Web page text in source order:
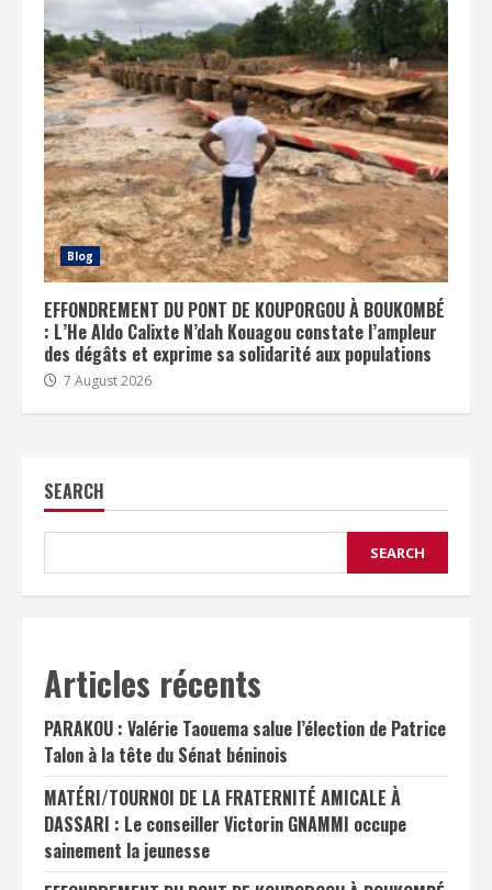
Blog
EFFONDREMENT DU PONT DE KOUPORGOU À BOUKOMBÉ
: L’He Aldo Calixte N’dah Kouagou constate l’ampleur
des dégâts et exprime sa solidarité aux populations
7 August 2026
SEARCH
SEARCH
Articles récents
PARAKOU : Valérie Taouema salue l’élection de Patrice
Talon à la tête du Sénat béninois
MATÉRI/TOURNOI DE LA FRATERNITÉ AMICALE À
DASSARI : Le conseiller Victorin GNAMMI occupe
sainement la jeunesse